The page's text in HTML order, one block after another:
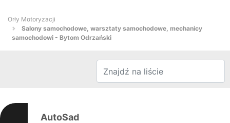
Orły Motoryzacji
Salony samochodowe, warsztaty samochodowe, mechanicy
samochodowi - Bytom Odrzański
AutoSad